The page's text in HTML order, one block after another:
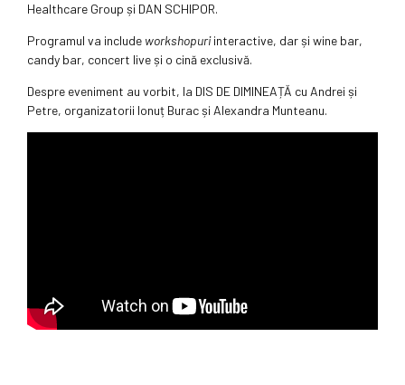
Healthcare Group și DAN SCHIPOR.
Programul va include workshopuriinteractive, dar și wine bar,
candy bar, concert live și o cină exclusivă.
Despre eveniment au vorbit, la DIS DE DIMINEAȚĂ cu Andrei și
Petre, organizatorii Ionuț Burac și Alexandra Munteanu.